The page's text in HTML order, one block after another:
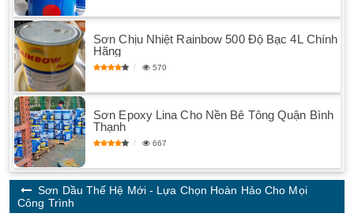
Sơn Chịu Nhiệt Rainbow 500 Độ Bạc 4L Chính
Hãng
570
Sơn Epoxy Lina Cho Nền Bê Tông Quận Bình
Thạnh
667
Sơn Dầu Thế Hệ Mới - Lựa Chọn Hoàn Hảo Cho Mọi
Công Trình